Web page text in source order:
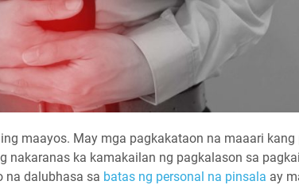
maayos. May mga pagkakataon na maaari kang
nakaranas ka kamakailan ng pagkalason sa
na dalubhasa sa batas ng personal na pinsala ay